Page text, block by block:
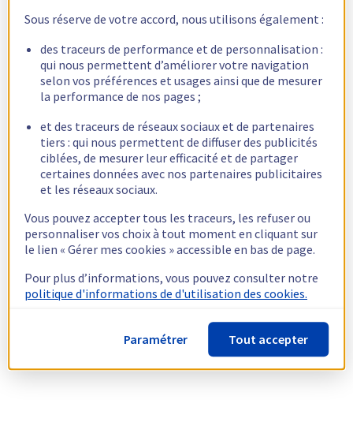
Sous réserve de votre accord, nous utilisons également :
des traceurs de performance et de personnalisation :
qui nous permettent d’améliorer votre navigation
selon vos préférences et usages ainsi que de mesurer
la performance de nos pages ;
et des traceurs de réseaux sociaux et de partenaires
tiers : qui nous permettent de diffuser des publicités
ciblées, de mesurer leur efficacité et de partager
certaines données avec nos partenaires publicitaires
et les réseaux sociaux.
Vous pouvez accepter tous les traceurs, les refuser ou
personnaliser vos choix à tout moment en cliquant sur
le lien « Gérer mes cookies » accessible en bas de page.
Pour plus d’informations, vous pouvez consulter notre
politique d'informations de d'utilisation des cookies.
Paramétrer Tout accepter